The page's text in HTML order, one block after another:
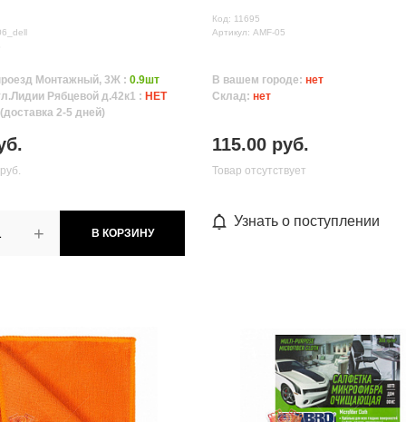
Монтажный, 3Ж :0.9шт
Рябцевой д.42к1 : НЕТ
2-5 дней)
+ В КОРЗИНУ
Код: 11695
Артикул: AMF-05
В вашем городе:нет
Склад:нет
115.00 руб.
Товар отсутствует
Узнать о поступлении